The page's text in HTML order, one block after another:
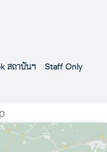
สถาบันฯ Staff Only